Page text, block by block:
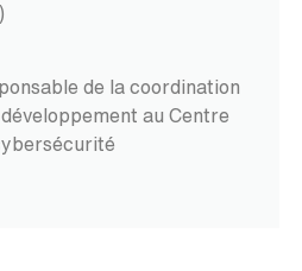
de la coordination
au Centre